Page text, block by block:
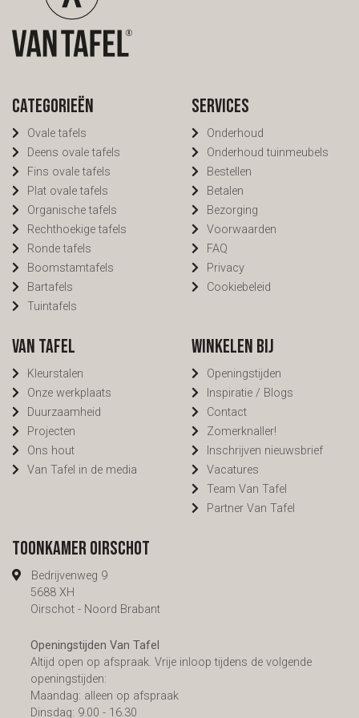
Categorieën
Ovale tafels
Deens ovale tafels
Fins ovale tafels
Plat ovale tafels
Organische tafels
Rechthoekige tafels
Ronde tafels
Boomstamtafels
Bartafels
Tuintafels
Services
Onderhoud
Onderhoud tuinmeubels
Bestellen
Betalen
Bezorging
Voorwaarden
FAQ
Privacy
Cookiebeleid
Van Tafel
Kleurstalen
Onze werkplaats
Duurzaamheid
Projecten
Ons hout
Van Tafel in de media
Winkelen bij
Openingstijden
Inspiratie / Blogs
Contact
Zomerknaller!
Inschrijven nieuwsbrief
Vacatures
Team Van Tafel
Partner Van Tafel
Toonkamer Oirschot
Bedrijvenweg 9
5688 XH
Oirschot - Noord Brabant
Openingstijden Van Tafel
Altijd open op afspraak. Vrije inloop tijdens de volgende
openingstijden:
Maandag: alleen op afspraak
Dinsdag: 9.00 - 16.30